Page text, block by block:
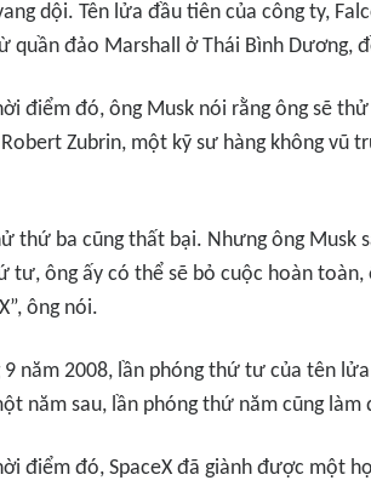
dội. Tên lửa đầu tiên của công ty,
quần đảo Marshall ở Thái Bình Dương,
điểm đó, ông Musk nói rằng ông sẽ
Zubrin, một kỹ sư hàng không vũ
thứ ba cũng thất bại. Nhưng ông Musk
tư, ông ấy có thể sẽ bỏ cuộc hoàn
ông nói.
9 năm 2008, lần phóng thứ tư của tên
năm sau, lần phóng thứ năm cũng
điểm đó, SpaceX đã giành được một